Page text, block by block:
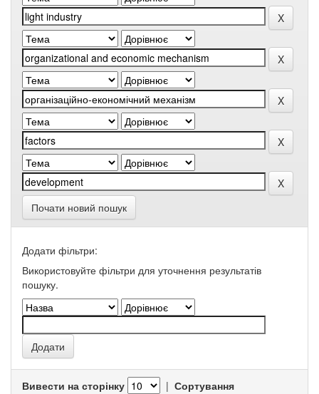
Почати новий пошук
Додати фільтри:
Використовуйте фільтри для уточнення результатів
пошуку.
Вивести на сторінку | Сортування